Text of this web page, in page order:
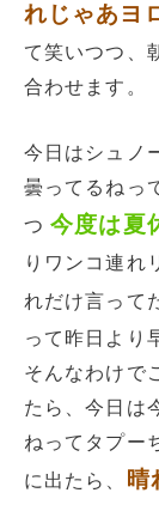
れじゃあヨ
て笑いつつ、
合わせます。
今日はシュノ
曇ってるねっ
つ今度は夏
りワンコ連れ
れだけ言って
って昨日より
そんなわけで
たら、今日は
ねってタプー
に出たら、 晴